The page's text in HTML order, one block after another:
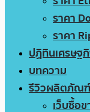
ราคา
ราคา
ปฏิทินเศรษฐ
บทความ
รีวิวผลิตภัณฑ์
เว็บซื้อ